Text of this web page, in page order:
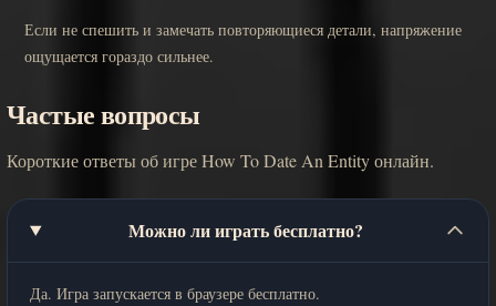
Если не спешить и замечать повторяющиеся детали, напряжение
ощущается гораздо сильнее.
Частые вопросы
Короткие ответы об игре How To Date An Entity онлайн.
Можно ли играть бесплатно?
Да. Игра запускается в браузере бесплатно.